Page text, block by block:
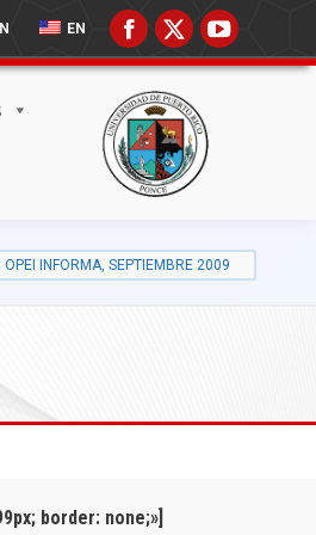
EN
OPEI INFORMA, SEPTIEMBRE 2009
border: none;»]